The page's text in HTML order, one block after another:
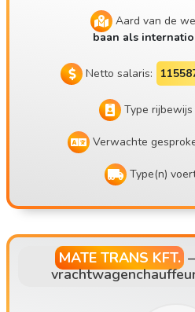
Aard van de
baan als
Netto salaris:
Type
Verwachte
Type(n)
MATE TRANS KFT.